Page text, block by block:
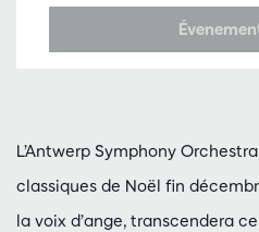
L’Antwerp Symphony
classiques de Noël fin
la voix d’ange, transcendera